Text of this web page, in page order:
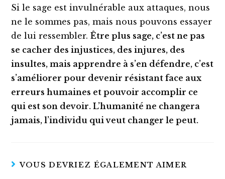
Si le sage est invulnérable aux attaques, nous
ne le sommes pas, mais nous pouvons essayer
de lui ressembler.Être plus sage, c’est ne pas
se cacher des injustices, des injures, des
insultes, mais apprendre à s’en défendre, c’est
s’améliorer pour devenir résistant face aux
erreurs humaines et pouvoir accomplir ce
qui est son devoir.L’humanité ne changera
jamais, l’individu qui veut changer le peut.
VOUS DEVRIEZ ÉGALEMENT AIMER